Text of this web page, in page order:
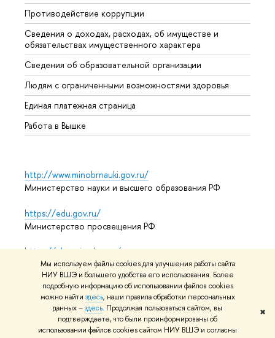
Мы используем файлы cookies для улучшения работы сайта
НИУ ВШЭ и большего удобства его использования. Более
подробную информацию об использовании файлов cookies
можно найти здесь, наши правила обработки персональных
данных –здесь. Продолжая пользоваться сайтом, вы
подтверждаете, что были проинформированы об
использовании файлов cookies сайтом НИУ ВШЭ и согласны
✖
Противодействие коррупции
Сведения о доходах, расходах, об имуществе и
обязательствах имущественного характера
Сведения об образовательной организации
Людям с ограниченными возможностями здоровья
Единая платежная страница
Работа в Вышке
http://www.minobrnauki.gov.ru/
Министерство науки и высшего образования РФ
https://edu.gov.ru/
Министерство просвещения РФ
https://elearning.hse.ru/mooc
Массовые открытые онлайн-курсы
© НИУ ВШЭ 1993–2026 Адреса и контактыУсловия
использования материаловПолитика конфиденциальности
Карта сайта